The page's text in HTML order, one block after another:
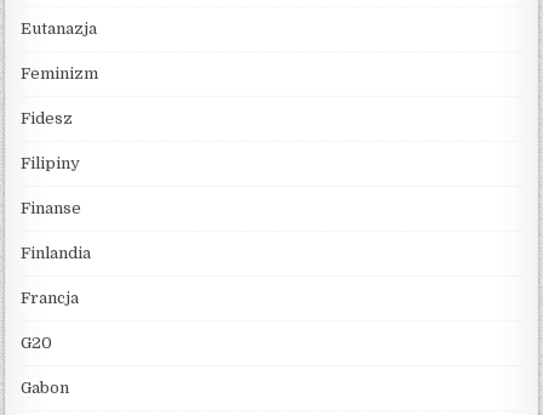
Eutanazja
Feminizm
Fidesz
Filipiny
Finanse
Finlandia
Francja
G20
Gabon